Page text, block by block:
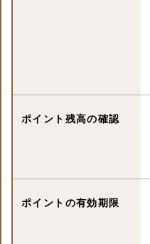
ポイント残高の確認
ポイントの有効期限